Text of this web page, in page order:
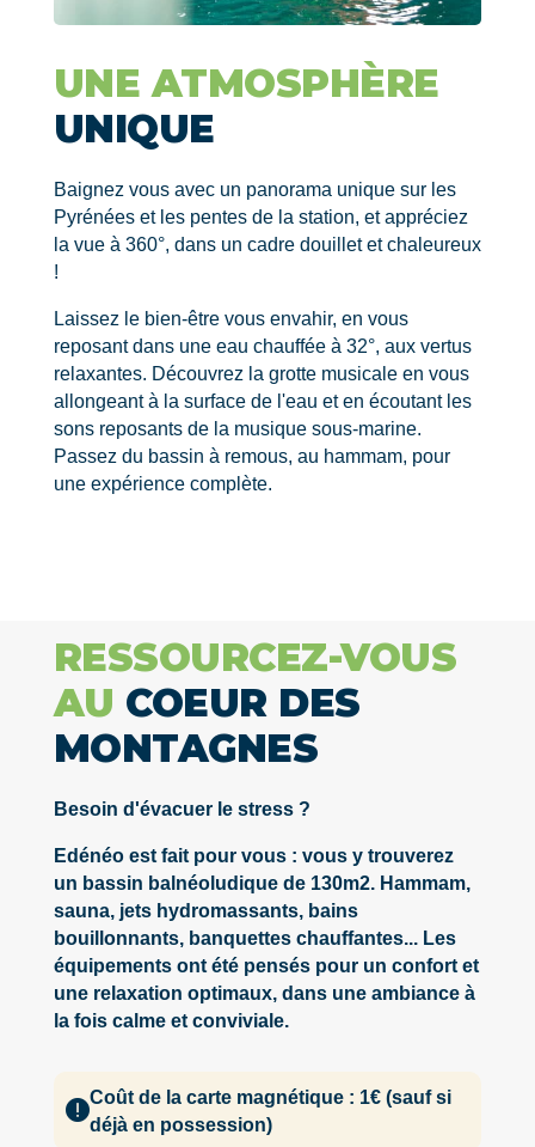
UNE ATMOSPHÈRE
UNIQUE
Baignez vous avec un panorama unique sur les
Pyrénées et les pentes de la station, et appréciez
la vue à 360°, dans un cadre douillet et chaleureux
!
Laissez le bien-être vous envahir, en vous
reposant dans une eau chauffée à 32°, aux vertus
relaxantes. Découvrez la grotte musicale en vous
allongeant à la surface de l'eau et en écoutant les
sons reposants de la musique sous-marine.
Passez du bassin à remous, au hammam, pour
une expérience complète.
RESSOURCEZ-VOUS
AU COEUR DES
MONTAGNES
Besoin d'évacuer le stress ?
Edénéo est fait pour vous : vous y trouverez
un bassin balnéoludique de 130m2. Hammam,
sauna, jets hydromassants, bains
bouillonnants, banquettes chauffantes... Les
équipements ont été pensés pour un confort et
une relaxation optimaux, dans une ambiance à
la fois calme et conviviale.
Coût de la carte magnétique : 1€ (sauf si
déjà en possession)